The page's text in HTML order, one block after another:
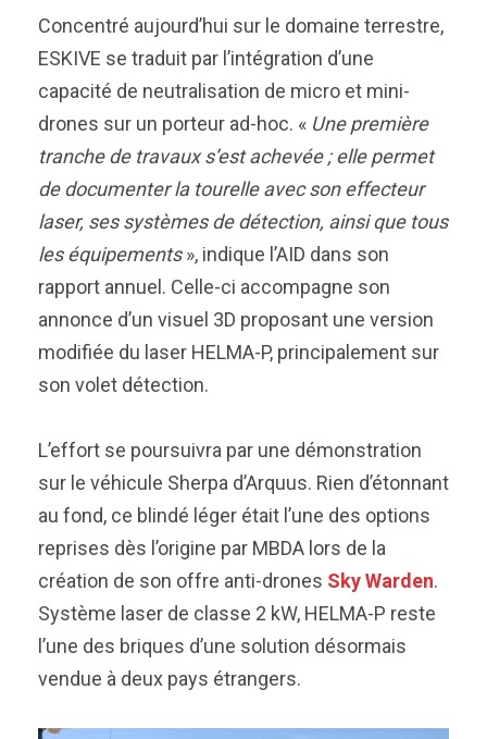
Concentré aujourd’hui sur le domaine terrestre,
ESKIVE se traduit par l’intégration d’une
capacité de neutralisation de micro et mini-
drones sur un porteur ad-hoc. « Une première
tranche de travaux s’est achevée ; elle permet
de documenter la tourelle avec son effecteur
laser, ses systèmes de détection, ainsi que tous
les équipements», indique l’AID dans son
rapport annuel. Celle-ci accompagne son
annonce d’un visuel 3D proposant une version
modifiée du laser HELMA-P, principalement sur
son volet détection.
L’effort se poursuivra par une démonstration
sur le véhicule Sherpa d’Arquus. Rien d’étonnant
au fond, ce blindé léger était l’une des options
reprises dès l’origine par MBDA lors de la
création de son offre anti-drones Sky Warden.
Système laser de classe 2 kW, HELMA-P reste
l’une des briques d’une solution désormais
vendue à deux pays étrangers.